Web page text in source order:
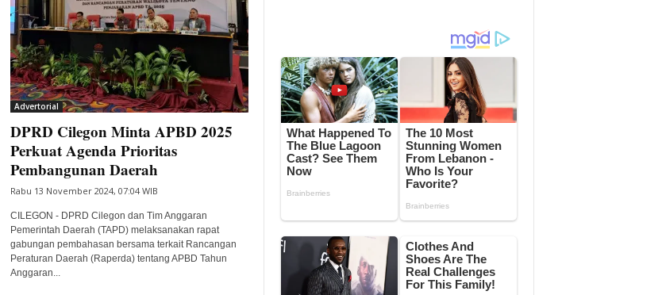
Advertorial
DPRD Cilegon Minta APBD 2025
Perkuat Agenda Prioritas
Pembangunan Daerah
Rabu 13 November 2024, 07:04 WIB
CILEGON - DPRD Cilegon dan Tim Anggaran
Pemerintah Daerah (TAPD) melaksanakan rapat
gabungan pembahasan bersama terkait Rancangan
Peraturan Daerah (Raperda) tentang APBD Tahun
Anggaran...